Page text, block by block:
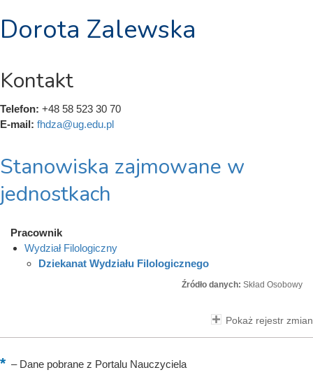
Dorota Zalewska
Kontakt
Telefon: +48 58 523 30 70
E-mail: fhdza@ug.edu.pl
Stanowiska zajmowane w
jednostkach
Pracownik
Wydział Filologiczny
Dziekanat Wydziału Filologicznego
Źródło danych: Skład Osobowy
Pokaż rejestr zmian
–Dane pobrane z Portalu Nauczyciela